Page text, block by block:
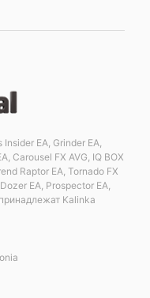
EA, Grinder EA,
Carousel FX AVG, IQ BOX
Raptor EA, Tornado FX
EA, Prospector EA,
Kalinka